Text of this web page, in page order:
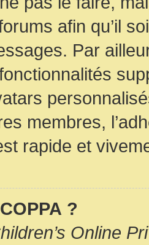
afin qu’il
Par
membres,
rapide et
?
Online